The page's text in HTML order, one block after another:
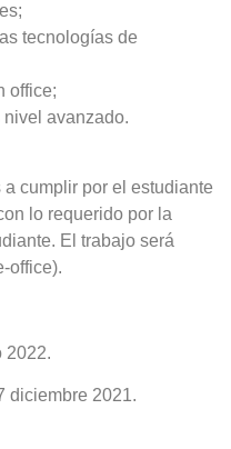
tecnologías de
office;
avanzado.
cumplir por el estudiante
lo requerido por la
El trabajo será
office).
2022.
diciembre 2021.